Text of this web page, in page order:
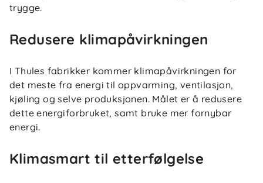
trygge.
Redusere klimapåvirkningen
I Thules fabrikker kommer klimapåvirkningen for
det meste fra energi til oppvarming, ventilasjon,
kjøling og selve produksjonen. Målet er å redusere
dette energiforbruket, samt bruke mer fornybar
energi.
Klimasmart til etterfølgelse